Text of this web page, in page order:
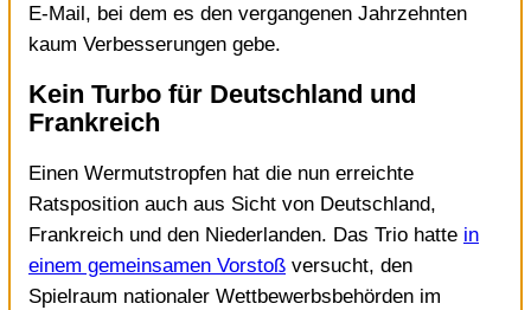
E‑Mail, bei dem es den vergangenen Jahrzehnten
kaum Verbesserungen gebe.
Kein Turbo für Deutschland und
Frankreich
Einen Wermutstropfen hat die nun erreichte
Ratsposition auch aus Sicht von Deutschland,
Frankreich und den Niederlanden. Das Trio hatte in
einem gemeinsamen Vorstoß versucht, den
Spielraum nationaler Wettbewerbsbehörden im